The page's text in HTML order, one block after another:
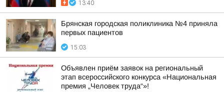
13:40
Брянская городская поликлиника №4 приняла
первых пациентов
15:03
Объявлен приём заявок на региональный
этап всероссийского конкурса «Национальная
премия „Человек труда“»!